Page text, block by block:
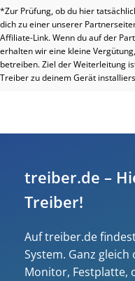
*Zur Prüfung, ob du hier
dich zu einer unserer
Affiliate-Link. Wenn du auf der
erhalten wir eine kleine
betreiben. Ziel der Weiterleitung
Treiber zu deinem Gerät
treiber.de –
Treiber!
Auf treiber.de
System. Ganz
Monitor, Festplatte,